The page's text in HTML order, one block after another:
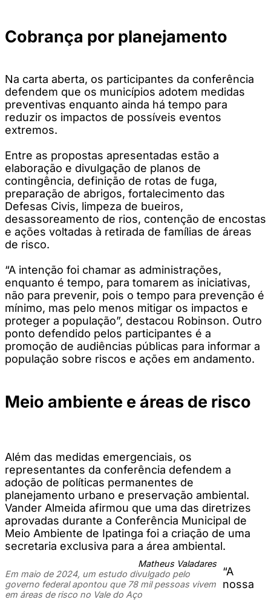
Cobrança por planejamento
Na carta aberta, os participantes da conferência
defendem que os municípios adotem medidas
preventivas enquanto ainda há tempo para
reduzir os impactos de possíveis eventos
extremos.
Entre as propostas apresentadas estão a
elaboração e divulgação de planos de
contingência, definição de rotas de fuga,
preparação de abrigos, fortalecimento das
Defesas Civis, limpeza de bueiros,
desassoreamento de rios, contenção de encostas
e ações voltadas à retirada de famílias de áreas
de risco.
“A intenção foi chamar as administrações,
enquanto é tempo, para tomarem as iniciativas,
não para prevenir, pois o tempo para prevenção é
mínimo, mas pelo menos mitigar os impactos e
proteger a população”, destacou Robinson. Outro
ponto defendido pelos participantes é a
promoção de audiências públicas para informar a
população sobre riscos e ações em andamento.
Meio ambiente e áreas de risco
Além das medidas emergenciais, os
representantes da conferência defendem a
adoção de políticas permanentes de
planejamento urbano e preservação ambiental.
Vander Almeida afirmou que uma das diretrizes
aprovadas durante a Conferência Municipal de
Meio Ambiente de Ipatinga foi a criação de uma
secretaria exclusiva para a área ambiental.
Matheus Valadares
Em maio de 2024, um estudo divulgado pelo
governo federal apontou que 78 mil pessoas vivem
em áreas de risco no Vale do Aço
“A
nossa